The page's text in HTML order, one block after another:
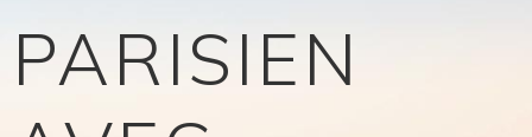
PARISIEN